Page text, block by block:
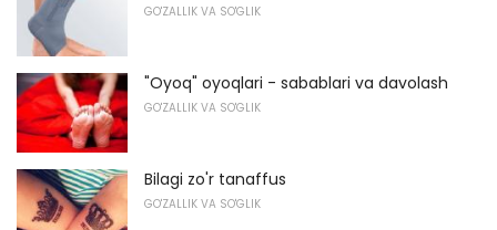
GO'ZALLIK VA SO'GLIK
"Oyoq" oyoqlari - sabablari va davolash
GO'ZALLIK VA SO'GLIK
Bilagi zo'r tanaffus
GO'ZALLIK VA SO'GLIK